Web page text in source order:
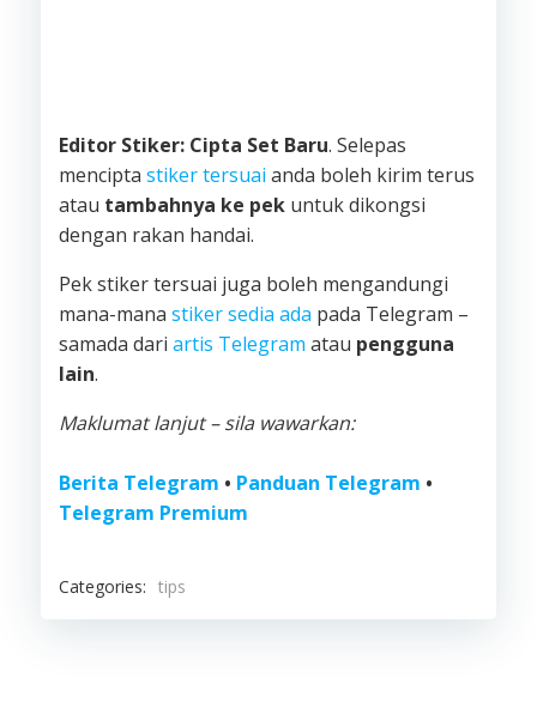
Editor Stiker: Cipta Set Baru. Selepas
mencipta stiker tersuai anda boleh kirim terus
atau tambahnya ke pek untuk dikongsi
dengan rakan handai.
Pek stiker tersuai juga boleh mengandungi
mana-mana stiker sedia ada pada Telegram –
samada dari artis Telegram atau pengguna
lain.
Maklumat lanjut – sila wawarkan:
Berita Telegram • Panduan Telegram •
Telegram Premium
Categories: tips